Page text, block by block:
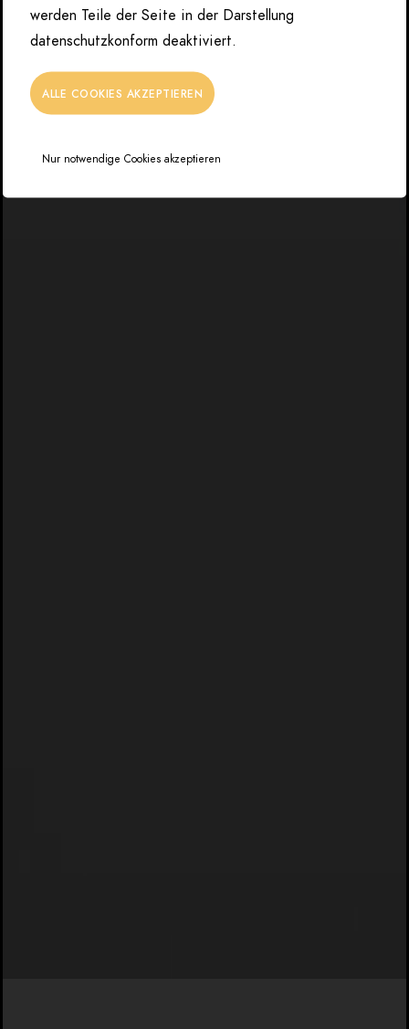
werden Teile der Seite in der Darstellung
datenschutzkonform deaktiviert.
ALLE COOKIES AKZEPTIEREN
Nur notwendige Cookies akzeptieren